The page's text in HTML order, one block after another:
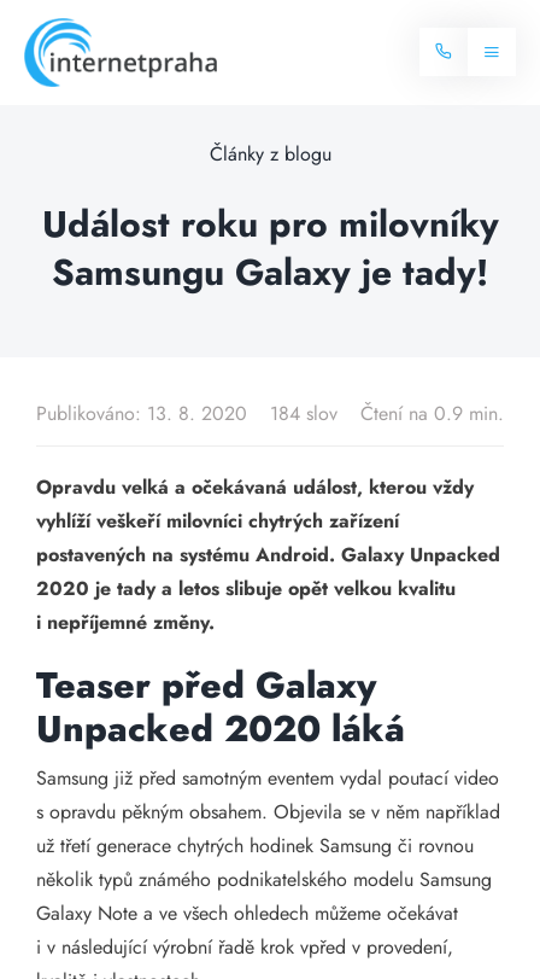
content
Toggle
Internet
Balíčky internetu
Televize
Blog
Kontakt
Články z blogu
Událost roku pro milovníky
Samsungu Galaxy je tady!
Publikováno: 13. 8. 2020 184 slov Čtení na 0.9 min.
Opravdu velká a očekávaná událost, kterou vždy
vyhlíží veškeří milovníci chytrých zařízení
postavených na systému Android. Galaxy Unpacked
2020 je tady a letos slibuje opět velkou kvalitu
i nepříjemné změny.
Teaser před Galaxy
Unpacked 2020 láká
Samsung již před samotným eventem vydal poutací video
s opravdu pěkným obsahem. Objevila se v něm například
už třetí generace chytrých hodinek Samsung či rovnou
několik typů známého podnikatelského modelu Samsung
Galaxy Note a ve všech ohledech můžeme očekávat
i v následující výrobní řadě krok vpřed v provedení,